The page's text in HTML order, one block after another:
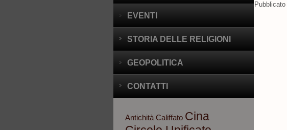
EVENTI
STORIA DELLE RELIGIONI
GEOPOLITICA
CONTATTI
Antichità Califfato Cina
Pubblicato